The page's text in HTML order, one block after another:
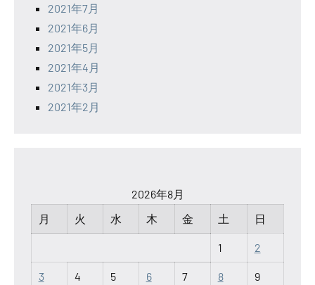
2021年7月
2021年6月
2021年5月
2021年4月
2021年3月
2021年2月
2026年8月
月
火 水 木 金 土 日
1 2
3 4 5 6 7 8 9